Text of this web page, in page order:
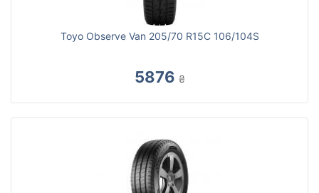
Toyo Observe Van 205/70 R15C 106/104S
5876 ₴